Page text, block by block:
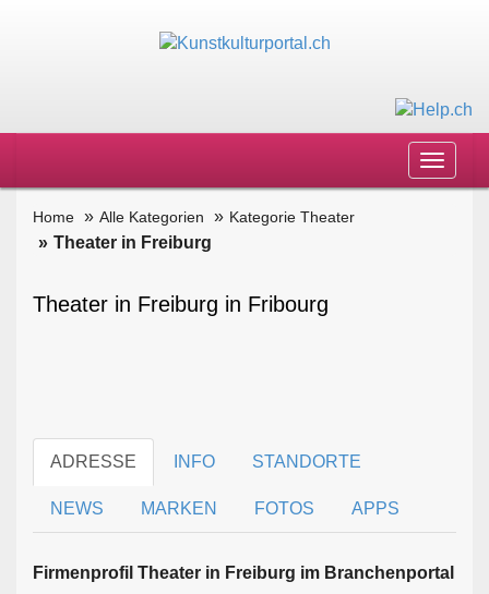
Toggle
Home Alle Kategorien Kategorie Theater
Theater in Freiburg
Theater in Freiburg in Fribourg
ADRESSE INFO STANDORTE
NEWS MARKEN FOTOS APPS
Firmen­profil Theater in Freiburg im Branchen­portal